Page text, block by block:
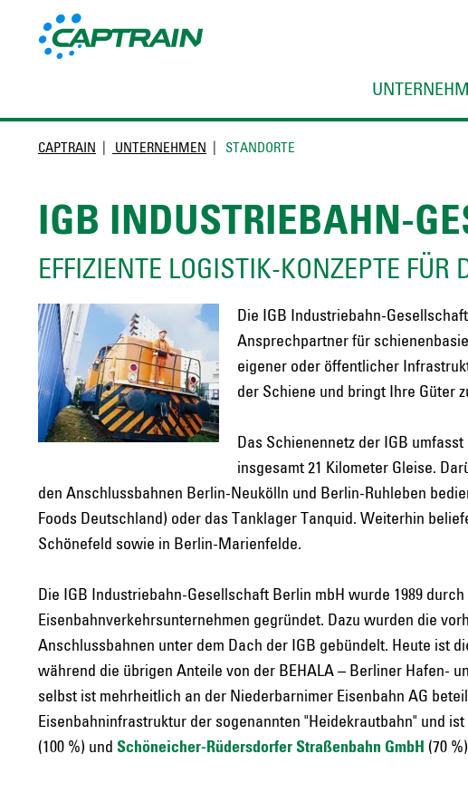
CAPTRAIN UNTERNEHMEN STANDORTE
IGB INDUSTRIEBAHN-
EFFIZIENTE LOGISTIK-KONZEPTE FÜR
Die IGB Industriebahn-
Ansprechpartner für
eigener oder öffentlicher
der Schiene und bringt Ihre Güter
Das Schienennetz der IGB
insgesamt 21 Kilometer Gleise.
den Anschlussbahnen Berlin-Neukölln und Berlin-Ruhleben
Foods Deutschland) oder das Tanklager Tanquid. Weiterhin
Schönefeld sowie in Berlin-Marienfelde.
Die IGB Industriebahn-Gesellschaft Berlin mbH wurde 1989
Eisenbahnverkehrsunternehmen gegründet. Dazu wurden die
Anschlussbahnen unter dem Dach der IGB gebündelt. Heute ist
während die übrigen Anteile von der BEHALA – Berliner Hafen-
selbst ist mehrheitlich an der Niederbarnimer Eisenbahn AG
Eisenbahninfrastruktur der sogenannten "Heidekrautbahn" und
(100 %) und Schöneicher-Rüdersdorfer Straßenbahn GmbH (70